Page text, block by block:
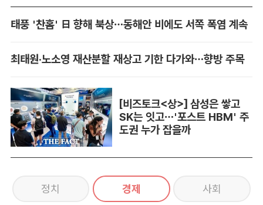
태풍 '찬홈' 日 향해 북상…동해안 비에도 서쪽 폭염 계속
최태원·노소영 재산분할 재상고 기한 다가와…향방 주목
[비즈토크<상>] 삼성은 쌓고
SK는 잇고…'포스트 HBM' 주
도권 누가 잡을까
정치 경제 사회